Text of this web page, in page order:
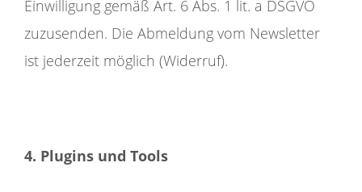
Einwilligung gemäß Art. 6 Abs. 1 lit. a DSGVO
zuzusenden. Die Abmeldung vom Newsletter
ist jederzeit möglich (Widerruf).
4. Plugins und Tools